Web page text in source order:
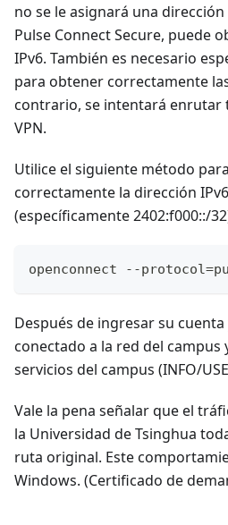
no se le asignará una dirección
Pulse Connect Secure, puede
IPv6. También es necesario
para obtener correctamente
contrario, se intentará enrutar
VPN.
Utilice el siguiente método
correctamente la dirección
(específicamente 2402:f000::/
openconnect --
Después de ingresar su
conectado a la red del campus
servicios del campus (INFO/
Vale la pena señalar que el
la Universidad de Tsinghua
ruta original. Este
Windows. (Certificado de